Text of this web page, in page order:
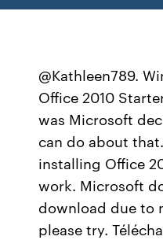
@Kathleen789.
Office 2010
was Microsoft
can do about
installing Office
work. Microsoft
download due to
please try.